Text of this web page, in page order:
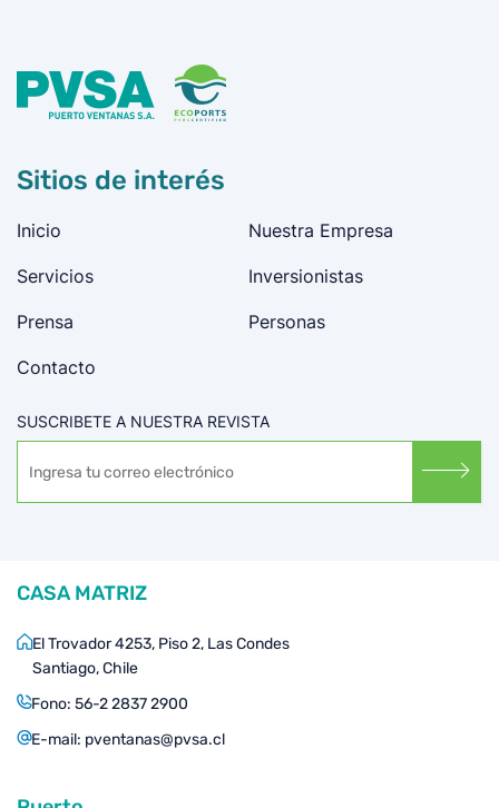
Sitios de interés
Inicio Nuestra Empresa
Servicios Inversionistas
Prensa Personas
Contacto
SUSCRIBETE A NUESTRA REVISTA
CASA MATRIZ
El Trovador 4253, Piso 2, Las Condes
Santiago, Chile
Fono: 56-2 2837 2900
E-mail: pventanas@pvsa.cl